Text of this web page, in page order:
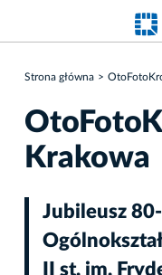
Strona główna
Krakowa
Jubileusz
II st. im.